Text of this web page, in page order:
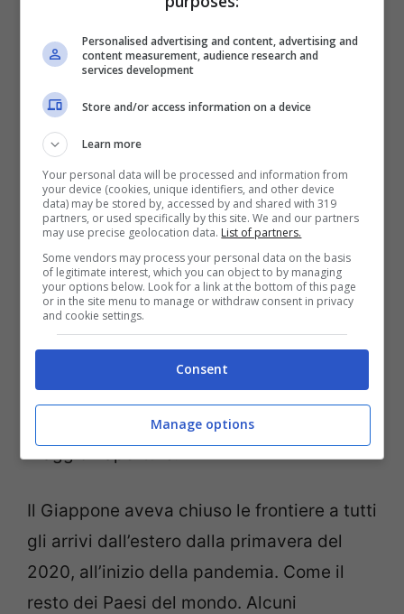
partecipare atour rigorosamente
pianificaticon le agenzie di viaggi e
sempre con l’accompagnamento dei tour
I gruppi di turisti, dunque, non potranno
muoversi liberamente né sarà possibile per
i singoli lasciare il proprio gruppo per
visite in solitaria.
Rimangonoancora esclusi i viaggi
individuali per turismo. Dopo questa prima
fase sperimentale, tuttavia, gli operatori
del turismo giapponese contano su
maggiori aperture.
Il Giappone aveva chiuso le frontiere a tutti
gli arrivi dall’estero dalla primavera del
2020, all’inizio della pandemia. Come il
resto dei Paesi del mondo. Alcuni
Personalised advertising and content, advertising and
content measurement, audience research and
services development
Store and/or access information on a device
Learn more
Your personal data will be processed and information from
your device (cookies, unique identifiers, and other device
data) may be stored by, accessed by and shared with 319
partners, or used specifically by this site. We and our partners
may use precise geolocation data. List of partners.
Some vendors may process your personal data on the basis
of legitimate interest, which you can object to by managing
your options below. Look for a link at the bottom of this page
or in the site menu to manage or withdraw consent in privacy
and cookie settings.
Consent
Manage options